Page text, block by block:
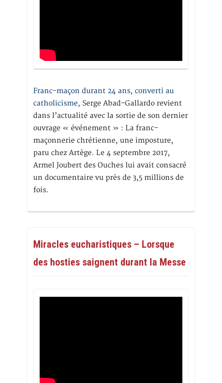
Franc-maçon durant 24 ans, converti au
catholicisme, Serge Abad-Gallardo revient
dans l’actualité avec la sortie de son dernier
ouvrage « événement » : La franc-
maçonnerie chrétienne, une imposture,
paru chez Artège. Le 4 septembre 2017,
Armel Joubert des Ouches lui avait consacré
un documentaire vu près de 3,5 millions de
fois.
Miracles eucharistiques – Lorsque
des hosties saignent durant la Messe